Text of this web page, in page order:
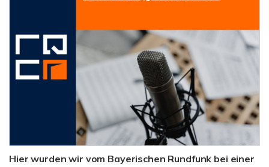
Hier wurden wir vom Bayerischen Rundfunk bei einer